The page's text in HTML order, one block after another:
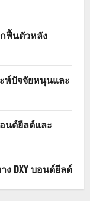
ฟื้นตัวหลัง
ห์ปัจจัยหนุนและ
นด์ยีลด์และ
DXY บอนด์ยีลด์